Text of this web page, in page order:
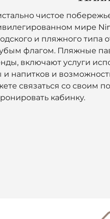
чистое
мире
и пляжного типа
флагом. Пляжные
включают услуги
и напитков и
связаться со своим
кабинку.